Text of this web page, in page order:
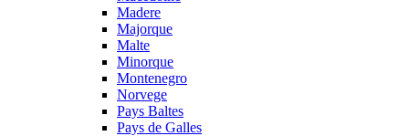
Madere
Majorque
Malte
Minorque
Montenegro
Norvege
Pays Baltes
Pays de Galles